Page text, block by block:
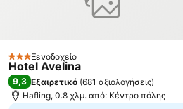
3 ΑστέριαΞενοδοχείο
Hotel Avelina
9,3 Εξαιρετικό (681 αξιολογήσεις)
Hafling, 0.8 χλμ. από: Κέντρο πόλης